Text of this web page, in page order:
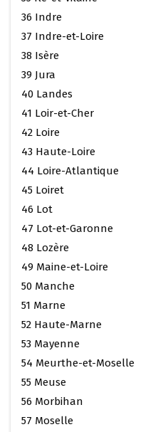
36 Indre
37 Indre-et-Loire
38 Isère
39 Jura
40 Landes
41 Loir-et-Cher
42 Loire
43 Haute-Loire
44 Loire-Atlantique
45 Loiret
46 Lot
47 Lot-et-Garonne
48 Lozère
49 Maine-et-Loire
50 Manche
51 Marne
52 Haute-Marne
53 Mayenne
54 Meurthe-et-Moselle
55 Meuse
56 Morbihan
57 Moselle